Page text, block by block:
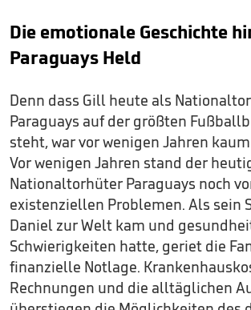
Die emotionale Geschichte
Paraguays Held
Denn dass Gill heute als
Paraguays auf der größten
steht, war vor wenigen Jahren
Vor wenigen Jahren stand der
Nationaltorhüter Paraguays noch
existenziellen Problemen. Als sein
Daniel zur Welt kam und
Schwierigkeiten hatte, geriet die
finanzielle Notlage.
Rechnungen und die alltäglichen